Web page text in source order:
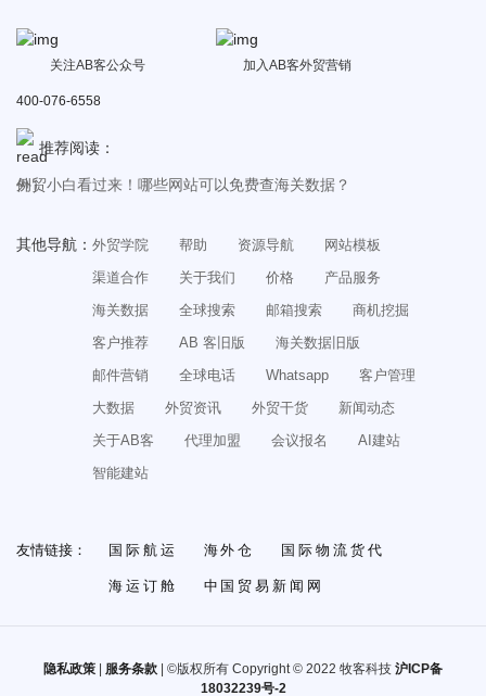
关注AB客公众号 加入AB客外贸营销
400-076-6558
推荐阅读：
当客户说不需要……这样回复，让客户无法拒绝！（附20个回复案
例）
外贸小白看过来！哪些网站可以免费查海关数据？
必备话术：很久没有回复的外贸客户，该如何快速激活？
必备干货：怎么在网上接外贸订单？20个接单网站！
怎么从零开始做外贸SOHO？收藏这一篇就够了！
其他导航： 外贸学院 帮助 资源导航
网站模板
渠道合作
关于我们 价格
产品服务
海关数据
全球搜索 邮箱搜索
商机挖掘
客户推荐
AB 客旧版
海关数据旧版
邮件营销
全球电话 Whatsapp
客户管理
大数据
外贸资讯 外贸干货
新闻动态
关于AB客
代理加盟 会议报名
AI建站
智能建站
友情链接： 国际航运 海外仓 国际物流货代
海运订舱 中国贸易新闻网
隐私政策 | 服务条款 | ©版权所有 Copyright © 2022 牧客科技 沪ICP备
18032239号-2